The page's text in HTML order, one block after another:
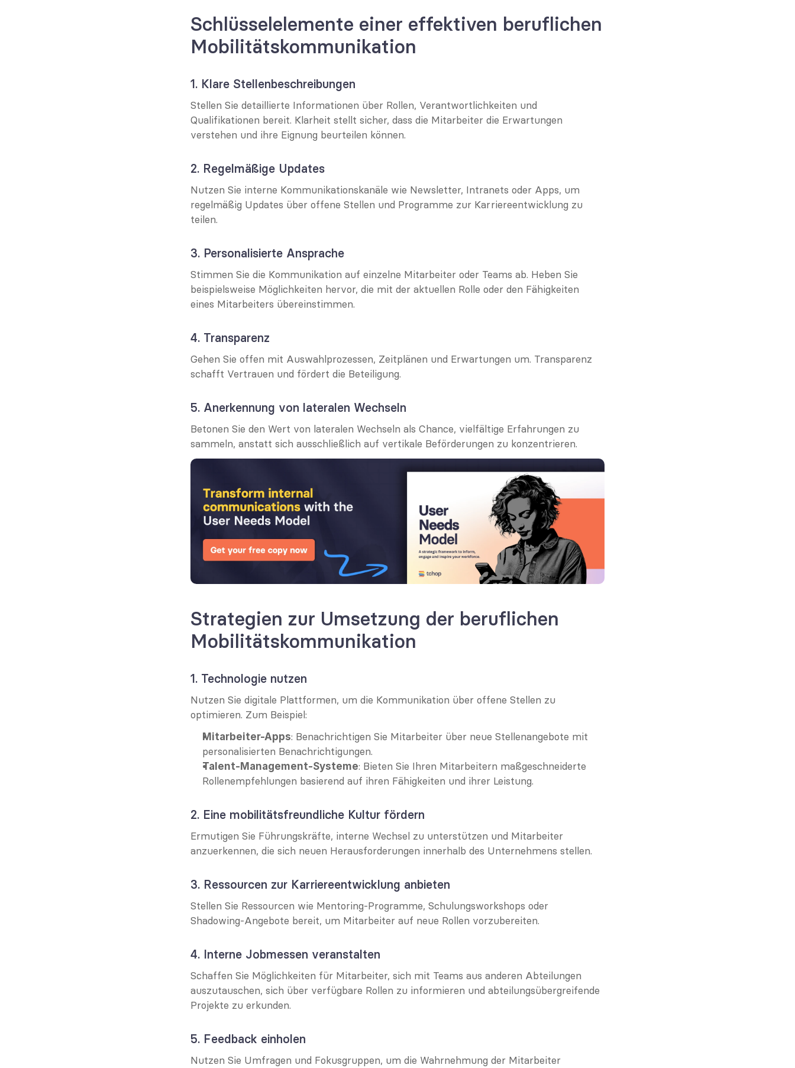
Schlüsselelemente einer effektiven beruflichen
Mobilitätskommunikation
1. Klare Stellenbeschreibungen
Stellen Sie detaillierte Informationen über Rollen, Verantwortlichkeiten und
Qualifikationen bereit. Klarheit stellt sicher, dass die Mitarbeiter die Erwartungen
verstehen und ihre Eignung beurteilen können.
2. Regelmäßige Updates
Nutzen Sie interne Kommunikationskanäle wie Newsletter, Intranets oder Apps, um
regelmäßig Updates über offene Stellen und Programme zur Karriereentwicklung zu
teilen.
3. Personalisierte Ansprache
Stimmen Sie die Kommunikation auf einzelne Mitarbeiter oder Teams ab. Heben Sie
beispielsweise Möglichkeiten hervor, die mit der aktuellen Rolle oder den Fähigkeiten
eines Mitarbeiters übereinstimmen.
4. Transparenz
Gehen Sie offen mit Auswahlprozessen, Zeitplänen und Erwartungen um. Transparenz
schafft Vertrauen und fördert die Beteiligung.
5. Anerkennung von lateralen Wechseln
Betonen Sie den Wert von lateralen Wechseln als Chance, vielfältige Erfahrungen zu
sammeln, anstatt sich ausschließlich auf vertikale Beförderungen zu konzentrieren.
Strategien zur Umsetzung der beruflichen
Mobilitätskommunikation
1. Technologie nutzen
Nutzen Sie digitale Plattformen, um die Kommunikation über offene Stellen zu
optimieren. Zum Beispiel:
Mitarbeiter-Apps: Benachrichtigen Sie Mitarbeiter über neue Stellenangebote mit
personalisierten Benachrichtigungen.
Talent-Management-Systeme: Bieten Sie Ihren Mitarbeitern maßgeschneiderte
Rollenempfehlungen basierend auf ihren Fähigkeiten und ihrer Leistung.
2. Eine mobilitätsfreundliche Kultur fördern
Ermutigen Sie Führungskräfte, interne Wechsel zu unterstützen und Mitarbeiter
anzuerkennen, die sich neuen Herausforderungen innerhalb des Unternehmens stellen.
3. Ressourcen zur Karriereentwicklung anbieten
Stellen Sie Ressourcen wie Mentoring-Programme, Schulungsworkshops oder
Shadowing-Angebote bereit, um Mitarbeiter auf neue Rollen vorzubereiten.
4. Interne Jobmessen veranstalten
Schaffen Sie Möglichkeiten für Mitarbeiter, sich mit Teams aus anderen Abteilungen
auszutauschen, sich über verfügbare Rollen zu informieren und abteilungsübergreifende
Projekte zu erkunden.
5. Feedback einholen
Nutzen Sie Umfragen und Fokusgruppen, um die Wahrnehmung der Mitarbeiter